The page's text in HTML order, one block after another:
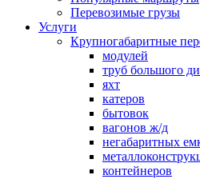
Перевозимые грузы
Услуги
Крупногабаритные
модулей
труб большого
яхт
катеров
бытовок
вагонов ж/д
негабаритных
контейнеров